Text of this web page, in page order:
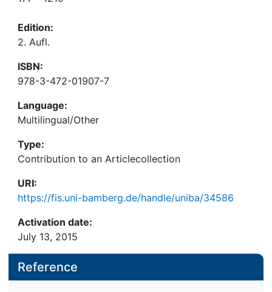
Edition:
2. Aufl.
ISBN:
978-3-472-01907-7
Language:
Multilingual/Other
Type:
Contribution to an Articlecollection
URI:
https://fis.uni-bamberg.de/handle/uniba/34586
Activation date:
July 13, 2015
Reference